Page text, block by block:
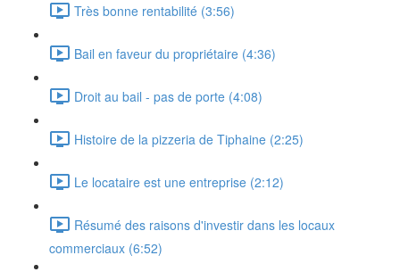
Très bonne rentabilité (3:56)
Bail en faveur du propriétaire (4:36)
Droit au bail - pas de porte (4:08)
Histoire de la pizzeria de Tiphaine (2:25)
Le locataire est une entreprise (2:12)
Résumé des raisons d'investir dans les locaux
commerciaux (6:52)